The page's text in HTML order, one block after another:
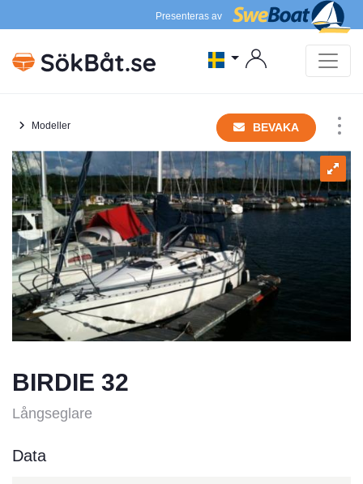
Presenteras av
Modeller BEVAKA
BIRDIE 32
Långseglare
Data